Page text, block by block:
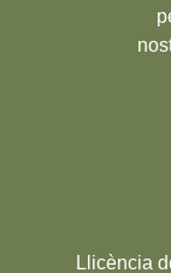
Llicència